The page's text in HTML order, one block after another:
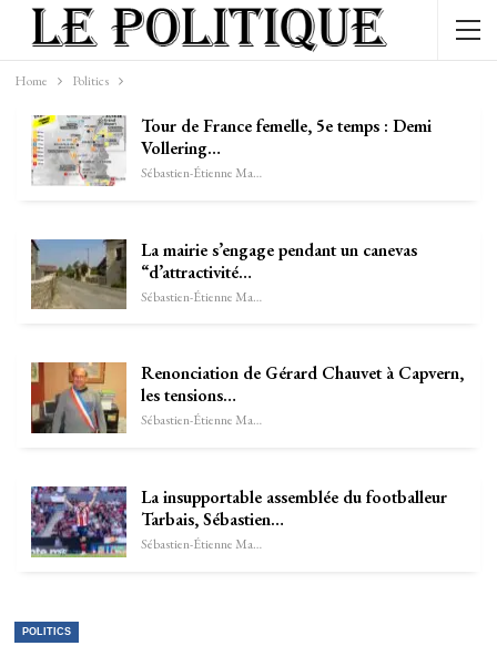
Home Politics
Tour de France femelle, 5e temps : Demi
Vollering…
Sébastien-Étienne Marechal
La mairie s’engage pendant un canevas
“d’attractivité…
Sébastien-Étienne Marechal
Renonciation de Gérard Chauvet à Capvern,
les tensions…
Sébastien-Étienne Marechal
La insupportable assemblée du footballeur
Tarbais, Sébastien…
Sébastien-Étienne Marechal
POLITICS